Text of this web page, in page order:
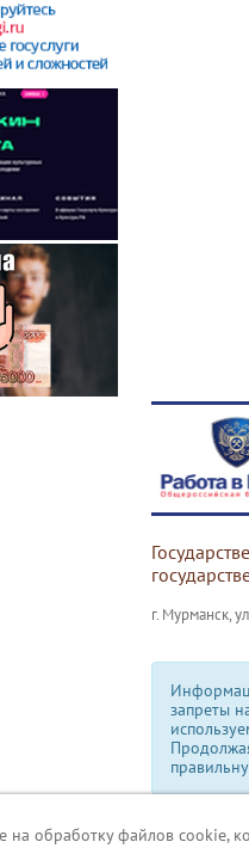
г. Мурманск,
запреты
на обработку файлов cookie,